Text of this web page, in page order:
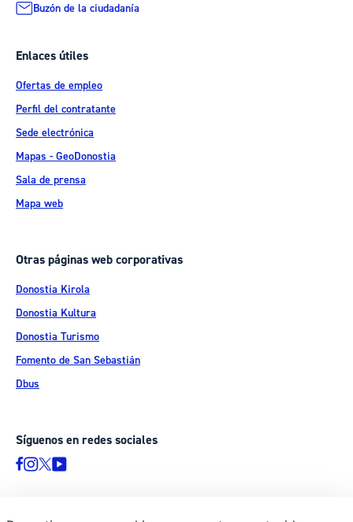
Buzón de la ciudadanía
Enlaces útiles
Ofertas de empleo
Perfil del contratante
Sede electrónica
Mapas - GeoDonostia
Sala de prensa
Mapa web
Otras páginas web corporativas
Donostia Kirola
Donostia Kultura
Donostia Turismo
Fomento de San Sebastián
Dbus
Síguenos en redes sociales